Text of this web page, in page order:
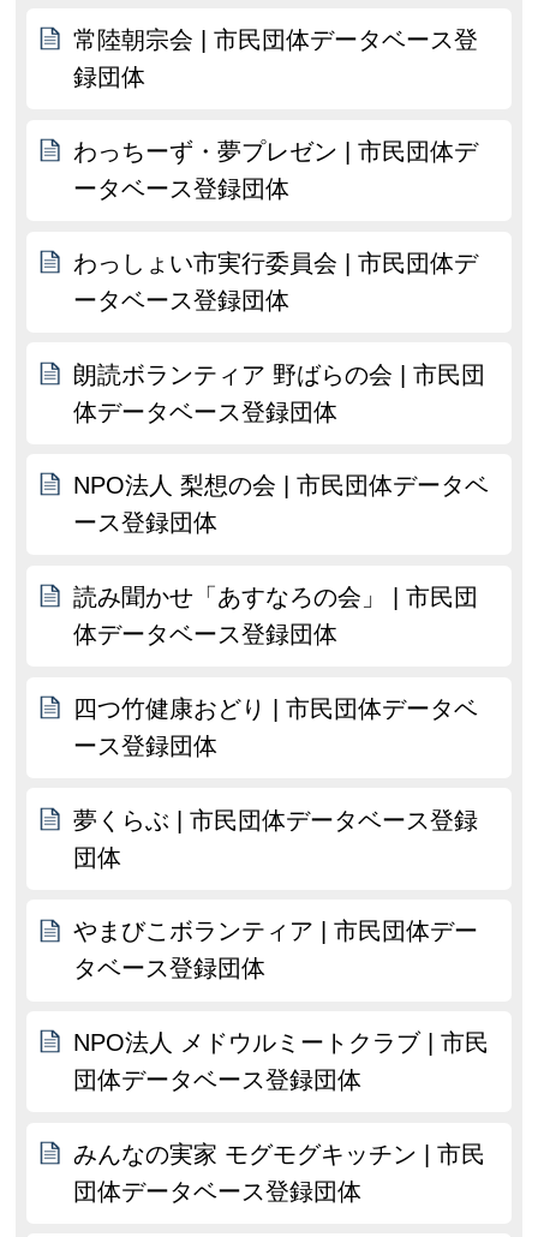
常陸朝宗会 | 市民団体データベース登
録団体
わっちーず・夢プレゼン | 市民団体デ
ータベース登録団体
わっしょい市実行委員会 | 市民団体デ
ータベース登録団体
朗読ボランティア 野ばらの会 | 市民団
体データベース登録団体
NPO法人 梨想の会 | 市民団体データベ
ース登録団体
読み聞かせ「あすなろの会」 | 市民団
体データベース登録団体
四つ竹健康おどり | 市民団体データベ
ース登録団体
夢くらぶ | 市民団体データベース登録
団体
やまびこボランティア | 市民団体デー
タベース登録団体
NPO法人 メドウルミートクラブ | 市民
団体データベース登録団体
みんなの実家 モグモグキッチン | 市民
団体データベース登録団体